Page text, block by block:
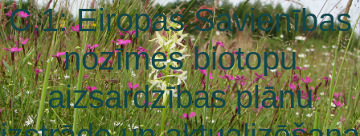
C.1: Eiropas Savienības
nozīmes biotopu
aizsardzības plānu